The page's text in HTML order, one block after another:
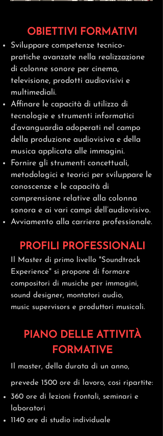
OBIETTIVI FORMATIVI
Sviluppare competenze tecnico-
pratiche avanzate nella realizzazione
di colonne sonore per cinema,
televisione, prodotti audiovisivi e
multimediali.
Affinare le capacità di utilizzo di
tecnologie e strumenti informatici
d’avanguardia adoperati nel campo
della produzione audiovisiva e della
musica applicata alle immagini.
Fornire gli strumenti concettuali,
metodologici e teorici per sviluppare le
conoscenze e le capacità di
comprensione relative alla colonna
sonora e ai vari campi dell’audiovisivo.
Avviamento alla carriera professionale.
PROFILI PROFESSIONALI
Il Master di primo livello "Soundtrack
Experience" si propone di formare
compositori di musiche per immagini,
sound designer, montatori audio,
music supervisors e produttori musicali.
PIANO DELLE ATTIVITÀ
FORMATIVE
Il master, della durata di un anno,
prevede 1500 ore di lavoro, cosi ripartite:
360 ore di lezioni frontali, seminari e
laboratori
1140 ore di studio individuale